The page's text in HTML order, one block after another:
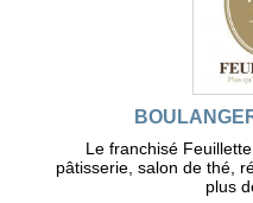
Le franchisé
pâtisserie, salon de thé,
plus